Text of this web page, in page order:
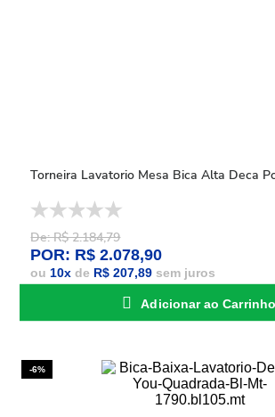
Torneira Lavatorio Mesa Bica Alta Deca
De: R$ 2.184,79
POR: R$ 2.078,90
ou 10x de R$ 207,89 sem juros
Adicionar ao Carrinho
-6%